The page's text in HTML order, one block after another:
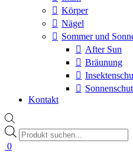
Körper
Nägel
Sommer und
After Sun
Bräunung
Kontakt
Products
search
0